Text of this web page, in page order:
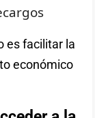
es facilitar la
económico